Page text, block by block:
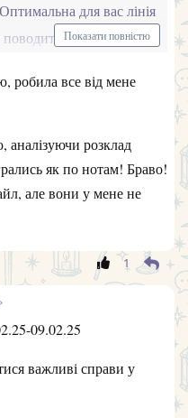
1
09.02.25
справи розвиваються,
спілкування
в домі також все буде
моменти, коли буде
зірватися, але в
у майбутній